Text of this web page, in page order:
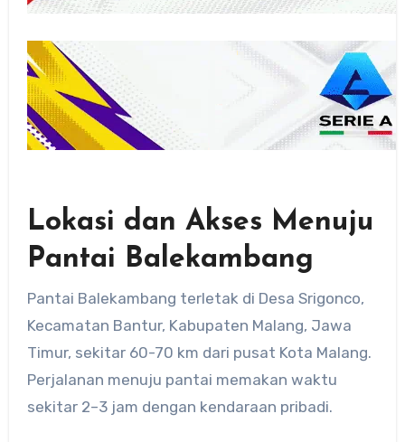
Lokasi dan Akses Menuju
Pantai Balekambang
Pantai Balekambang terletak di Desa Srigonco,
Kecamatan Bantur, Kabupaten Malang, Jawa
Timur, sekitar 60-70 km dari pusat Kota Malang.
Perjalanan menuju pantai memakan waktu
sekitar 2–3 jam dengan kendaraan pribadi.